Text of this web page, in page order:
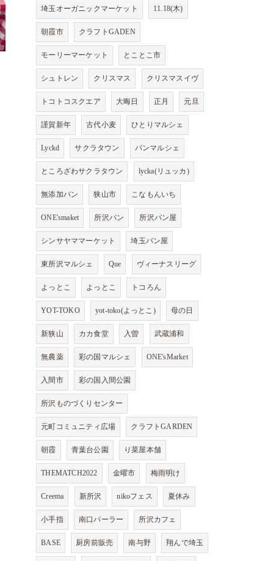
埼玉オーガニックマーケット 11.18(木)
朝霞市 クラフトGADEN
モーリーマーケット とことこ市
シュトレン クリスマス クリスマスイヴ
トコトコスクエア 大晦日 正月 元旦
謹賀新年 古代小麦 ひとりマルシェ
Lyckd サクラタウン パンマルシェ
ところざわサクラタウン lycka(リュッカ)
無添加パン 狭山市 こなもんいち
ONE'smaket 所沢パン 所沢パン屋
シンサヤママーケット 埼玉パン屋
東所沢マルシェ Que ヴィーナスリーグ
よっとこ よっとこ トコろん
YOT-TOKO yot-toko(よっとこ) 母の日
新狭山 カカ食堂 入曽 武蔵浦和
無農薬 彩の国マルシェ ONE'sMarket
入間市 彩の国入間公園
所沢ものづくりセンター
元町コミュニティ広場 クラフトGARDEN
朝霞 青葉台公園 り菜屋本舗
THEMATCH2022 金曜市 梅雨明け
Creema 新所沢 nikoフェス 夏休み
小手指 南口パーラー 所沢カフェ
BASE 厨房前販売 南与野 翔んで埼玉